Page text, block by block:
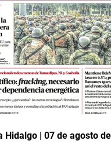
Hidalgo | 07 de agosto